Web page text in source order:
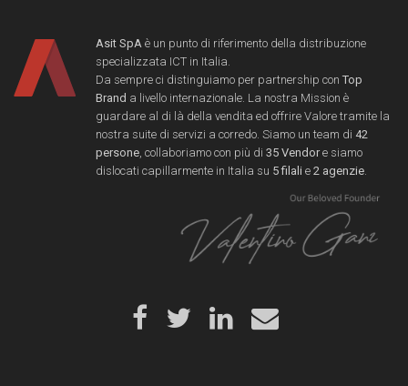
Asit SpA è un punto di riferimento della distribuzione
specializzata ICT in Italia.
Da sempre ci distinguiamo per partnership con Top
Brand a livello internazionale. La nostra Mission è
guardare al di là della vendita ed offrire Valore tramite la
nostra suite di servizi a corredo. Siamo un team di 42
persone, collaboriamo con più di 35 Vendore siamo
dislocati capillarmente in Italia su 5 filali e 2 agenzie.